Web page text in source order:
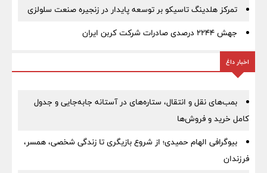
تمرکز هلدینگ تاسیکو بر توسعه پایدار در زنجیره صنعت سلولزی
جهش ۲۲۴۴ درصدی صادرات شرکت کربن ایران
اخبار داغ
بمب‌های نقل و انتقال، ستاره‌های در آستانه جابه‌جایی و جدول
کامل خرید و فروش‌ها
بیوگرافی الهام حمیدی؛ از شروع بازیگری تا زندگی شخصی، همسر،
فرزندان